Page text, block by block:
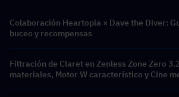
Colaboración Heartopia × Dave the Diver:
buceo y recompensas
Filtración de Claret en Zenless Zone Zero
materiales, Motor W característico y Cine